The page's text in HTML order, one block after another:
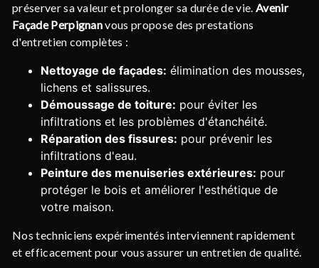
préserver sa valeur et prolonger sa durée de vie.Avenir
Façade Perpignanvous propose des prestations
d'entretien complètes :
Nettoyage de façades: élimination des mousses,
lichens et salissures.
Démoussage de toiture: pour éviter les
infiltrations et les problèmes d'étanchéité.
Réparation des fissures: pour prévenir les
infiltrations d'eau.
Peinture des menuiseries extérieures: pour
protéger le bois et améliorer l'esthétique de
votre maison.
Nos techniciens expérimentés interviennent rapidement
et efficacement pour vous assurer un entretien de qualité.